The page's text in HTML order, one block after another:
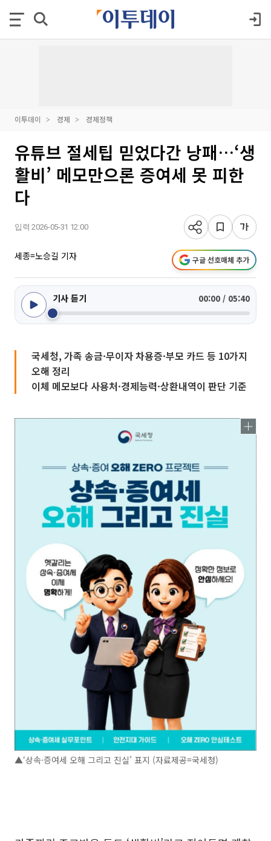
이투데이 경제 경제정책
유튜브 절세팁 믿었다간 낭패…‘생
활비’ 메모만으론 증여세 못 피한
다
입력 2026-05-31 12:00
세종=노승길 기자 구글 선호매체 추가
기사 듣기 00:00 / 05:40
국세청, 가족 송금·무이자 차용증·부모 카드 등 10가지
오해 정리
이체 메모보다 사용처·경제능력·상환내역이 판단 기준
▲‘상속·증여세 오해 그리고 진실’ 표지 (자료제공=국세청)